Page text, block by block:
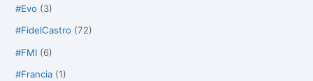
#Evo (3)
#FidelCastro (72)
#FMI (6)
#Francia (1)